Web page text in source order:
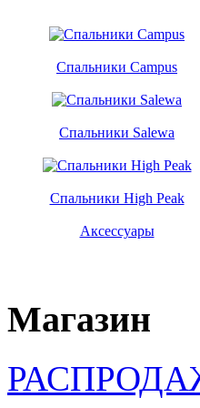
Спальники Campus
Спальники Salewa
Спальники High Peak
Аксессуары
Магазин